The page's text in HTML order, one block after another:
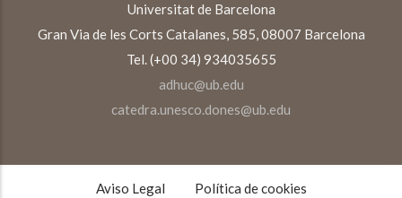
Universitat de Barcelona
Gran Via de les Corts Catalanes, 585, 08007 Barcelona
Tel. (+00 34) 934035655
adhuc@ub.edu
catedra.unesco.dones@ub.edu
TEXTOS
Aviso Legal Política de cookies